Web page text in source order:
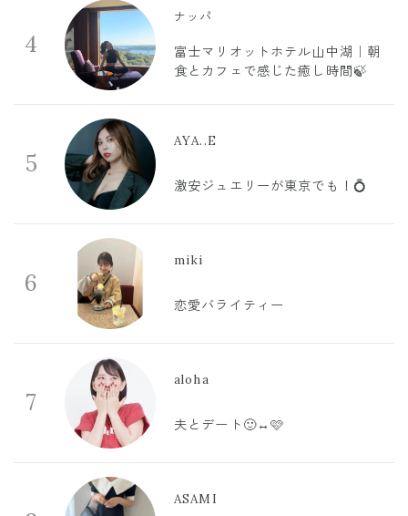
4
ナッパ
富士マリオットホテル山中湖｜朝
食とカフェで感じた癒し時間🍃
5
AYA..E
激安ジュエリーが東京でも！💍
6
miki
恋愛バライティー
7
aloha
夫とデート🙂‍↔️🩷
ASAMI